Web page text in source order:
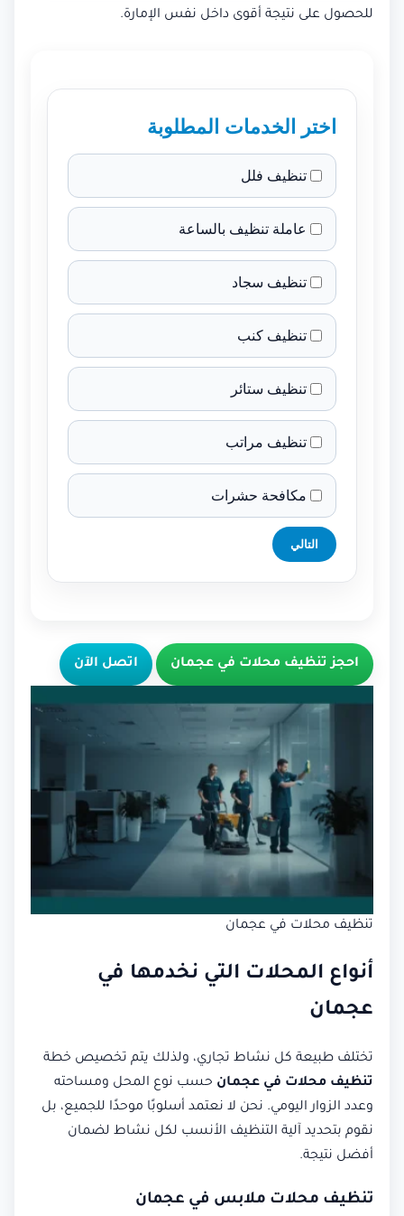
للحصول على نتيجة أقوى داخل نفس الإمارة.
اختر الخدمات المطلوبة
تنظيف فلل
عاملة تنظيف بالساعة
تنظيف سجاد
تنظيف كنب
تنظيف ستائر
تنظيف مراتب
مكافحة حشرات
التالي
احجز تنظيف محلات في عجمان اتصل الآن
تنظيف محلات في عجمان
أنواع المحلات التي نخدمها في
عجمان
تختلف طبيعة كل نشاط تجاري، ولذلك يتم تخصيص خطة
تنظيف محلات في عجمان حسب نوع المحل ومساحته
وعدد الزوار اليومي. نحن لا نعتمد أسلوبًا موحدًا للجميع، بل
نقوم بتحديد آلية التنظيف الأنسب لكل نشاط لضمان
أفضل نتيجة.
تنظيف محلات ملابس في عجمان